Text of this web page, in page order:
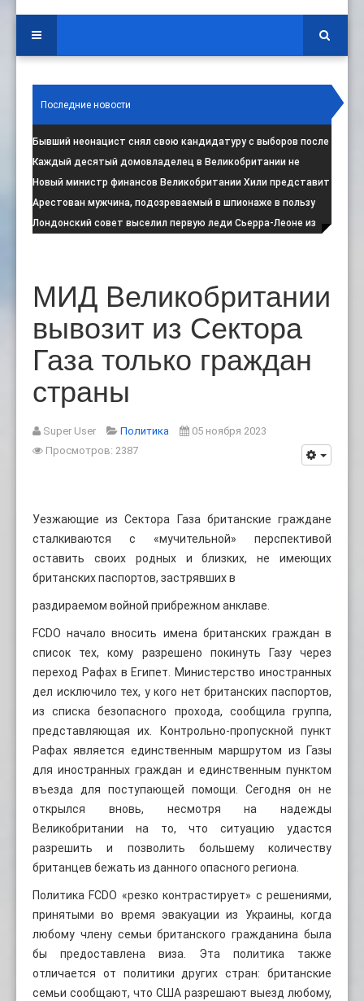
Последние новости
Бывший неонацист снял свою кандидатуру с выборов после
негативной реакции общест:
Каждый десятый домовладелец в Великобритании не
намерен соблюдать запрет на испо:
Новый министр финансов Великобритании Хили представит
свой первый бюджет 28 октя:
Арестован мужчина, подозреваемый в шпионаже в пользу
Ирана на британской военной:
Лондонский совет выселил первую леди Сьерра-Леоне из
МИД Великобритании
вывозит из Сектора
Газа только граждан
страны
Super User Политика
05 ноября 2023
Просмотров: 2387
Уезжающие из Сектора Газа британские граждане
сталкиваются с «мучительной» перспективой
оставить своих родных и близких, не имеющих
британских паспортов, застрявших в
раздираемом войной прибрежном анклаве.
FCDO начало вносить имена британских граждан в
список тех, кому разрешено покинуть Газу через
переход Рафах в Египет. Министерство иностранных
дел исключило тех, у кого нет британских паспортов,
из списка безопасного прохода, сообщила группа,
представляющая их. Контрольно-пропускной пункт
Рафах является единственным маршрутом из Газы
для иностранных граждан и единственным пунктом
въезда для поступающей помощи. Сегодня он не
открылся вновь, несмотря на надежды
Великобритании на то, что ситуацию удастся
разрешить и позволить большему количеству
британцев бежать из данного опасного региона.
Политика FCDO «резко контрастирует» с решениями,
принятыми во время эвакуации из Украины, когда
любому члену семьи британского гражданина была
бы предоставлена виза. Эта политика также
отличается от политики других стран: британские
семьи сообщают, что США разрешают выезд любому,